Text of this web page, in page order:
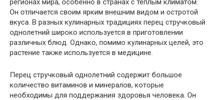
регионах мира, особенно в странах с теплым климатом.
Он отличается своим ярким внешним видом и остротой
вкуса. В разных кулинарных традициях перец стручковый
однолетний широко используется в приготовлении
различных блюд. Однако, помимо кулинарных целей, это
растение также используется в медицине.
Перец стручковый однолетний содержит большое
количество витаминов и минералов, которые
необходимы для поддержания здоровья человека. Он